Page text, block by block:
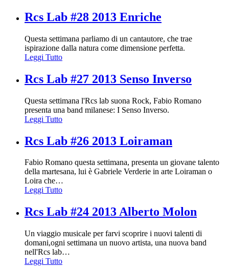
Rcs Lab #28 2013 Enriche
Questa settimana parliamo di un cantautore, che trae
ispirazione dalla natura come dimensione perfetta.
Leggi Tutto
Rcs Lab #27 2013 Senso Inverso
Questa settimana l'Rcs lab suona Rock, Fabio Romano
presenta una band milanese: I Senso Inverso.
Leggi Tutto
Rcs Lab #26 2013 Loiraman
Fabio Romano questa settimana, presenta un giovane talento
della martesana, lui è Gabriele Verderie in arte Loiraman o
Loira che…
Leggi Tutto
Rcs Lab #24 2013 Alberto Molon
Un viaggio musicale per farvi scoprire i nuovi talenti di
domani,ogni settimana un nuovo artista, una nuova band
nell'Rcs lab…
Leggi Tutto